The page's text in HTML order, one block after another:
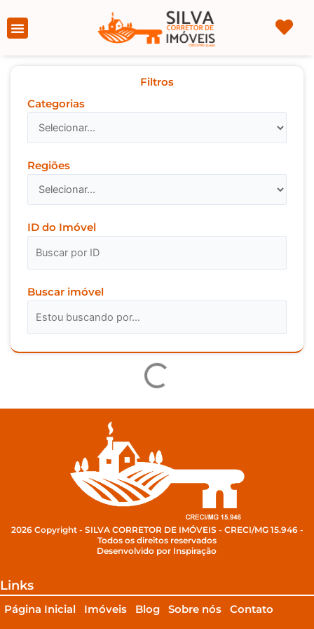
para
conteúdo
Filtros
Categorias
Regiões
ID do Imóvel
Buscar imóvel
2026 Copyright - SILVA CORRETOR DE IMÓVEIS - CRECI/MG 15.946 -
Todos os direitos reservados
Desenvolvido por Inspiração
Links
Página Inicial Imóveis Blog Sobre nós Contato